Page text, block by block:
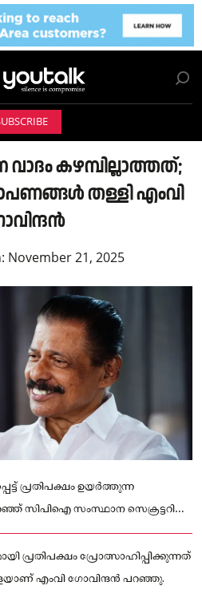
കഴമ്പില്ലാത്തത്;
തള്ളി എംവി
November 21, 2025
പ്രതിപക്ഷം ഉയർത്തുന്ന
സിപിഐ സംസ്ഥാന സെക്രട്ടറി
പ്രതിപക്ഷം പ്രോത്സാഹിപ്പിക്കുന്നത്
എംവി ഗോവിന്ദൻ പറഞ്ഞു.